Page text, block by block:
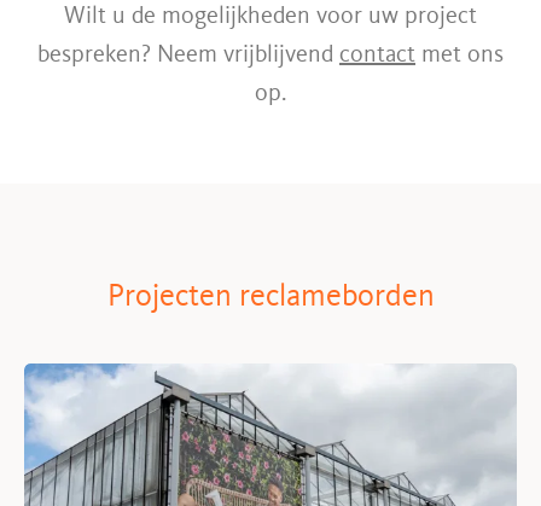
Wilt u de mogelijkheden voor uw project
bespreken? Neem vrijblijvend contact met ons
op.
Projecten reclameborden